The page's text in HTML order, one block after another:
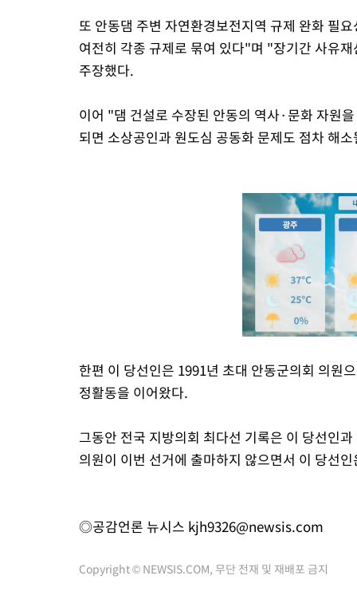
또 안동댐 주변 자연환경보전지역 규제 완화 필
여전히 각종 규제로 묶여 있다"며 "장기간 사유
주장했다.
이어 "댐 건설로 수장된 안동의 역사·문화 자원
되면 소상공인과 원도심 공동화 문제도 점차 해
한편 이 당선인은 1991년 초대 안동군의회 의원
정활동을 이어왔다.
그동안 전국 지방의회 최다선 기록은 이 당선인
의원이 이번 선거에 출마하지 않으면서 이 당선
◎공감언론 뉴시스 kjh9326@newsis.com
Copyright © NEWSIS.COM, 무단 전재 및 재배포 금지